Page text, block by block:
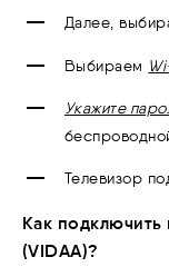
Далее,
Выбираем
Укажите
Телевизор
Как подключить
(VIDAA)?